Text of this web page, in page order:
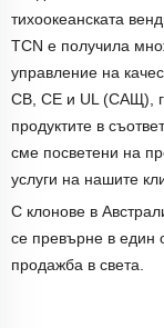
тихоокеанската
TCN е получила
управление на
CB, CE и UL (САЩ),
продуктите в
сме посветени на
услуги на нашите
С клонове в
се превърне в един
продажба в света.